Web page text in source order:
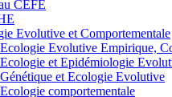
CEFE
Evolutive et Comportementale
Ecologie Evolutive Empirique,
Ecologie et Epidémiologie
Génétique et Ecologie Evolutive
Ecologie comportementale